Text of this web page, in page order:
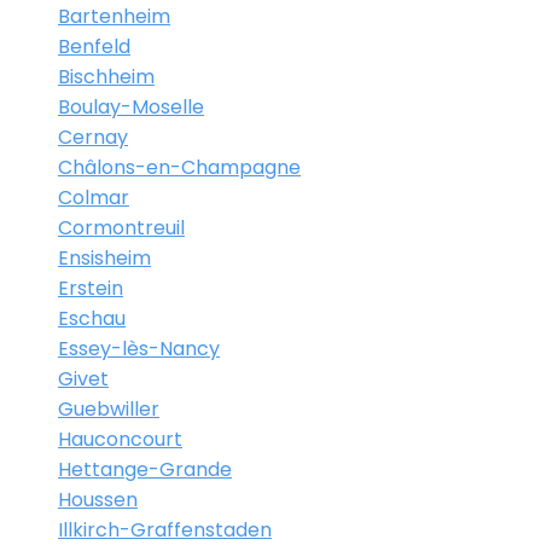
Bartenheim
Benfeld
Bischheim
Boulay-Moselle
Cernay
Châlons-en-Champagne
Colmar
Cormontreuil
Ensisheim
Erstein
Eschau
Essey-lès-Nancy
Givet
Guebwiller
Hauconcourt
Hettange-Grande
Houssen
Illkirch-Graffenstaden